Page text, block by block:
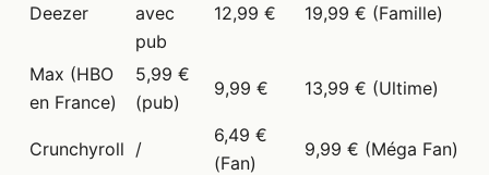
Deezer
avec
pub
12,99 € 19,99 € (Famille)
Max (HBO
en France)
5,99 €
(pub)
9,99 € 13,99 € (Ultime)
Crunchyroll /
6,49 €
(Fan)
9,99 € (Méga Fan)